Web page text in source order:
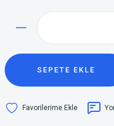
SEPETE EKLE